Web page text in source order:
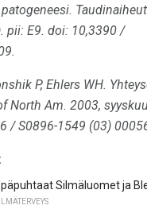
pii: E9. doi: 10,3390 /
P, Ehlers WH.
North Am. 2003,
/ S0896-1549 (03)
Silmäluomet ja